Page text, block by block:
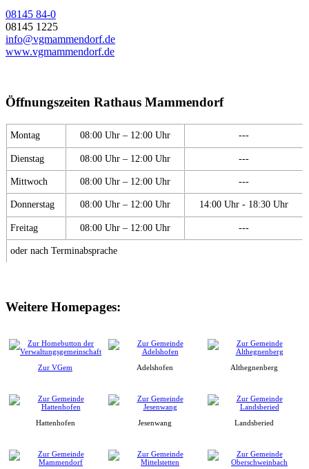
08145 84-0
08145 1225
info@vgmammendorf.de
www.vgmammendorf.de
Öffnungszeiten Rathaus Mammendorf
Montag 08:00 Uhr – 12:00 Uhr ---
Dienstag 08:00 Uhr – 12:00 Uhr ---
Mittwoch 08:00 Uhr – 12:00 Uhr ---
Donnerstag 08:00 Uhr – 12:00 Uhr 14:00 Uhr - 18:30 Uhr
Freitag 08:00 Uhr – 12:00 Uhr ---
oder nach Terminabsprache
Weitere Homepages:
Zur VGem Adelshofen Althegnenberg
Hattenhofen Jesenwang Landsberied